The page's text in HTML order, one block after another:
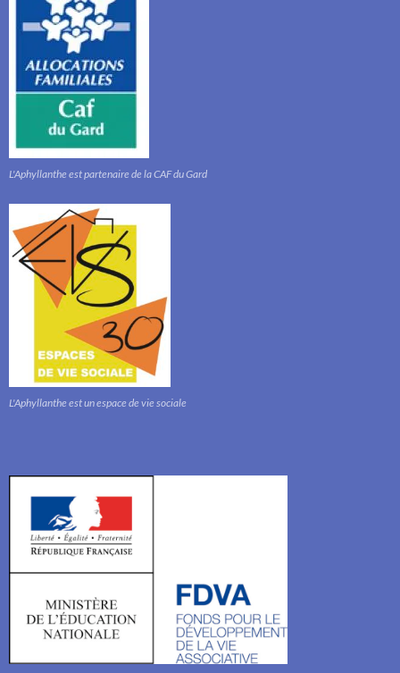
L'Aphyllanthe est partenaire de la CAF du Gard
L'Aphyllanthe est un espace de vie sociale